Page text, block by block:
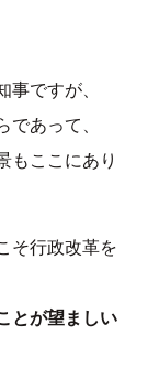
事ですが、
であって、
もここにあり
そ行政改革を
とが望ましい